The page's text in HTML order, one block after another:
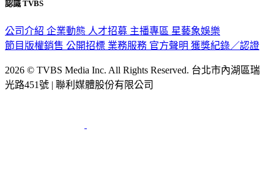
認識 TVBS
公司介紹 企業動態 人才招募 主播專區 星藝象娛樂
節目版權銷售 公開招標 業務服務 官方聲明 獲獎紀錄／認證
2026 © TVBS Media Inc. All Rights Reserved. 台北市內湖區瑞
光路451號 | 聯利媒體股份有限公司